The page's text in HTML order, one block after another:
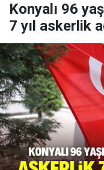
Konyalı 96
7 yıl askerlik